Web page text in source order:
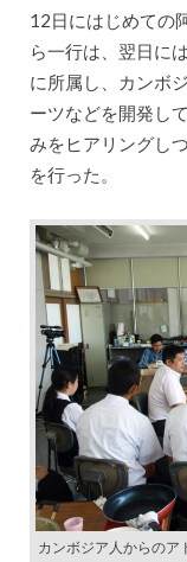
12日にはじめての
ら一行は、翌日に
に所属し、カンボ
ーツなどを開発し
みをヒアリングし
を行った。
カンボジア人からのア